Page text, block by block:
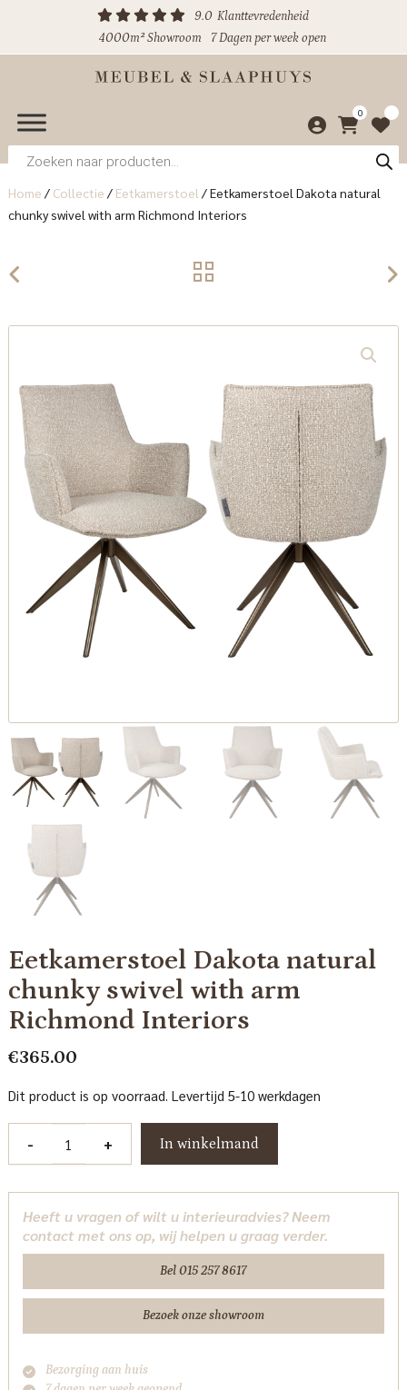
9.0 Klanttevredenheid
4000m² Showroom
7 Dagen per week open
0
Producten
zoeken
Home / Collectie / Eetkamerstoel /Eetkamerstoel Dakota natural
chunky swivel with arm Richmond Interiors
Eetkamerstoel Dakota natural
chunky swivel with arm
Richmond Interiors
€365.00
Dit product is op voorraad. Levertijd 5-10 werkdagen
-
chunky
swivel
with
Richmond
aantal
+ In winkelmand
Heeft u vragen of wilt u interieuradvies? Neem
contact met ons op, wij helpen u graag verder.
Bel 015 257 8617
Bezoek onze showroom
Bezorging aan huis